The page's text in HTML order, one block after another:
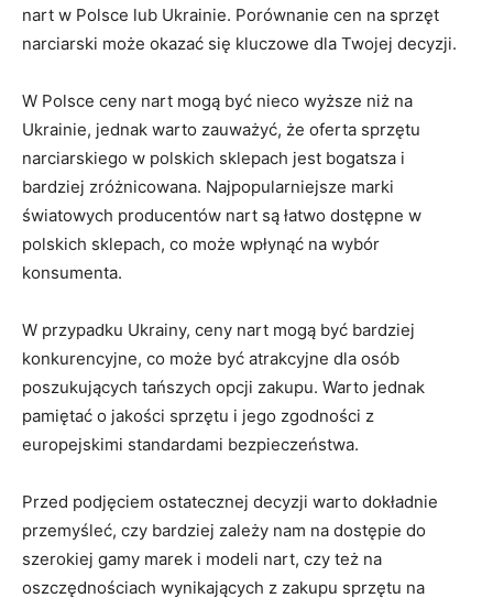
nart w Polsce lub Ukrainie. Porównanie cen na⁣ sprzęt
narciarski może okazać się kluczowe dla Twojej ⁢decyzji.
W Polsce ceny nart mogą być nieco wyższe niż na
Ukrainie, jednak warto⁣ zauważyć, że oferta sprzętu
narciarskiego w polskich ⁣sklepach jest​ bogatsza ​i
bardziej zróżnicowana. Najpopularniejsze marki
światowych producentów nart‍ są‌ łatwo dostępne w
polskich‌ sklepach, co może wpłynąć na wybór
konsumenta.
W przypadku Ukrainy, ceny nart mogą być bardziej
konkurencyjne, ⁣co może ​być atrakcyjne dla osób
poszukujących tańszych opcji zakupu. Warto jednak
pamiętać ​o jakości sprzętu i jego zgodności z​
europejskimi standardami bezpieczeństwa.
Przed podjęciem ostatecznej decyzji warto dokładnie
przemyśleć, czy bardziej zależy nam na dostępie do
szerokiej gamy marek i modeli nart, czy też na
oszczędnościach wynikających z zakupu sprzętu na